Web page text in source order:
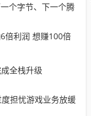
个字节、下一个腾
倍利润 想赚100倍
全栈升级
担忧游戏业务放缓